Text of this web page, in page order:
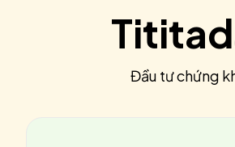
Đầu tư chứng